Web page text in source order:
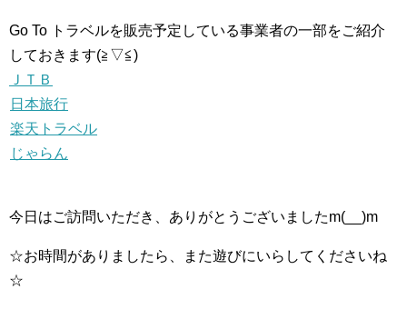
Go To トラベルを販売予定している事業者の一部をご紹介
しておきます(≧▽≦)
ＪＴＢ
日本旅行
楽天トラベル
じゃらん
今日はご訪問いただき、ありがとうございましたm(__)m
☆お時間がありましたら、また遊びにいらしてくださいね
☆